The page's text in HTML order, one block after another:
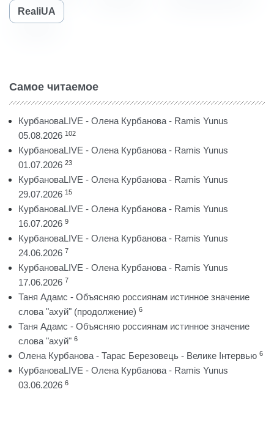
RealiUA
Самое читаемое
КурбановаLIVE - Олена Курбанова - Ramis Yunus
05.08.2026 102
КурбановаLIVE - Олена Курбанова - Ramis Yunus
01.07.2026 23
КурбановаLIVE - Олена Курбанова - Ramis Yunus
29.07.2026 15
КурбановаLIVE - Олена Курбанова - Ramis Yunus
16.07.2026 9
КурбановаLIVE - Олена Курбанова - Ramis Yunus
24.06.2026 7
КурбановаLIVE - Олена Курбанова - Ramis Yunus
17.06.2026 7
Таня Адамс - Объясняю россиянам истинное значение
слова "ахуй" (продолжение) 6
Таня Адамс - Объясняю россиянам истинное значение
слова "ахуй" 6
Олена Курбанова - Тарас Березовець - Велике Інтервью 6
КурбановаLIVE - Олена Курбанова - Ramis Yunus
03.06.2026 6